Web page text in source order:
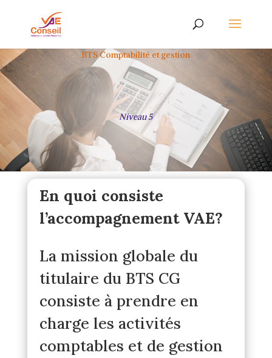
BTS Comptabilité et gestion
Niveau 5
En quoi consiste
l’accompagnement VAE?
La mission globale du
titulaire du BTS CG
consiste à prendre en
charge les activités
comptables et de gestion